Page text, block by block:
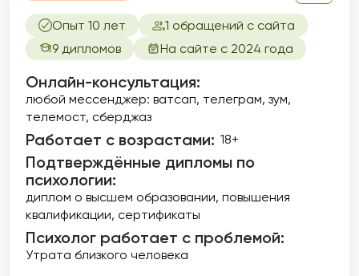
Опыт 10 лет
1 обращений с сайта
9 дипломов
На сайте с 2024 года
Онлайн-консультация:
любой мессенджер: ватсап, телеграм, зум,
телемост, сберджаз
Работает с возрастами: 18+
Подтверждённые дипломы по
психологии:
диплом о высшем образовании повышения
квалификации сертификаты
Психолог работает с проблемой:
Утрата близкого человека